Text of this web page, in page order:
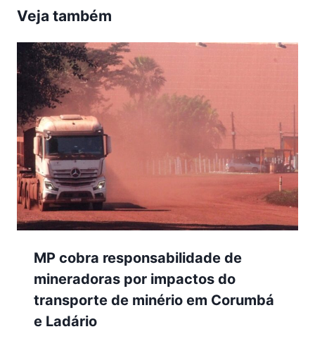
Veja também
MP cobra responsabilidade de
mineradoras por impactos do
transporte de minério em Corumbá
e Ladário